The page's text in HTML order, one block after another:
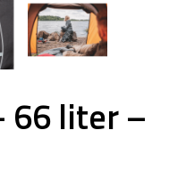
66 liter –